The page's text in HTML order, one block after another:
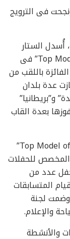
فى الترويج
أُسدل الستار
على مسابقة توب موديل “Top Model of the World” فى
الفائزة باللقب من
عدة بلدان
و”بريطانيا”
بعدة القاب
اقيم الحفل الختامى لمسابقة “Top Model of the World”
المخصص للحفلات
عدد من
المتسابقات
وضمت لجنة
والإعلام.
والأنشطة